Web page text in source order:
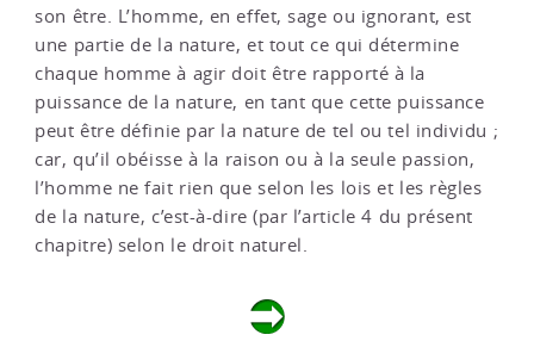
son être. L’homme, en effet, sage ou ignorant, est
une partie de la nature, et tout ce qui détermine
chaque homme à agir doit être rapporté à la
puissance de la nature, en tant que cette puissance
peut être définie par la nature de tel ou tel individu ;
car, qu’il obéisse à la raison ou à la seule passion,
l’homme ne fait rien que selon les lois et les règles
de la nature, c’est-à-dire (par l’article 4 du présent
chapitre) selon le droit naturel.